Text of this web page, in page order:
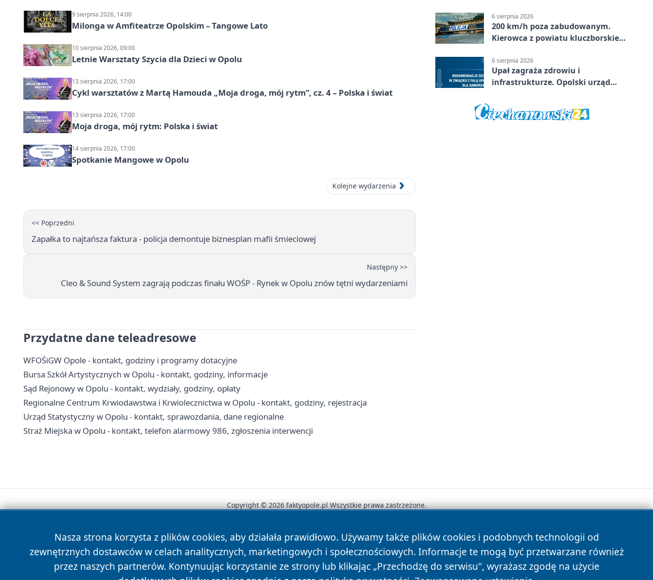
9 sierpnia 2026, 14:00
Milonga w Amfiteatrze Opolskim – Tangowe Lato
10 sierpnia 2026, 09:00
Letnie Warsztaty Szycia dla Dzieci w Opolu
13 sierpnia 2026, 17:00
Cykl warsztatów z Martą Hamouda „Moja droga, mój rytm”, cz. 4 – Polska i świat
13 sierpnia 2026, 17:00
Moja droga, mój rytm: Polska i świat
14 sierpnia 2026, 17:00
Spotkanie Mangowe w Opolu
Kolejne wydarzenia
<< Poprzedni
Zapałka to najtańsza faktura - policja demontuje biznesplan mafii śmieciowej
Następny >>
Cleo & Sound System zagrają podczas finału WOŚP - Rynek w Opolu znów tętni wydarzeniami
Przydatne dane teleadresowe
WFOŚiGW Opole - kontakt, godziny i programy dotacyjne
Bursa Szkół Artystycznych w Opolu - kontakt, godziny, informacje
Sąd Rejonowy w Opolu - kontakt, wydziały, godziny, opłaty
Regionalne Centrum Krwiodawstwa i Krwiolecznictwa w Opolu - kontakt, godziny, rejestracja
Urząd Statystyczny w Opolu - kontakt, sprawozdania, dane regionalne
Straż Miejska w Opolu - kontakt, telefon alarmowy 986, zgłoszenia interwencji
6 sierpnia 2026
200 km/h poza zabudowanym.
Kierowca z powiatu kluczborskiego
6 sierpnia 2026
Upał zagraża zdrowiu i
infrastrukturze. Opolski urząd
Nasza strona korzysta z plików cookies, aby działała prawidłowo. Używamy także plików cookies i podobnych technologii od
zewnętrznych dostawców w celach analitycznych, marketingowych i społecznościowych. Informacje te mogą być przetwarzane również
przez naszych partnerów. Kontynuując korzystanie ze strony lub klikając „Przechodzę do serwisu", wyrażasz zgodę na użycie
Copyright © 2026 faktyopole.pl Wszystkie prawa zastrzeżone.
News Autorzy Polityka Prywatności Polityka Cookies